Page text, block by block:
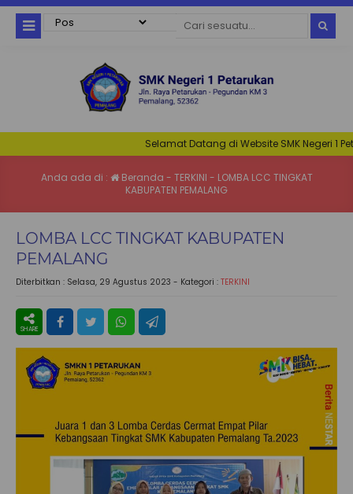
Selamat Datang di Website SMK Negeri 1
Anda ada di : Beranda - TERKINI - LOMBA LCC TINGKAT
KABUPATEN PEMALANG
LOMBA LCC TINGKAT KABUPATEN
PEMALANG
Diterbitkan : Selasa, 29 Agustus 2023 - Kategori : TERKINI